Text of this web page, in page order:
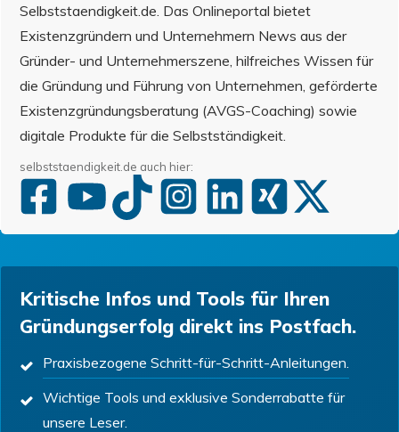
Selbststaendigkeit.de. Das Onlineportal bietet
Existenzgründern und Unternehmern News aus der
Gründer- und Unternehmerszene, hilfreiches Wissen für
die Gründung und Führung von Unternehmen, geförderte
Existenzgründungsberatung (AVGS-Coaching) sowie
digitale Produkte für die Selbstständigkeit.
selbststaendigkeit.de auch hier:
Kritische Infos und Tools für Ihren
Gründungserfolg direkt ins Postfach.
Praxisbezogene Schritt-für-Schritt-Anleitungen.
Wichtige Tools und exklusive Sonderrabatte für
unsere Leser.